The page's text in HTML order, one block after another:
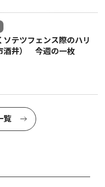
テツフェンス際のハリ
酒井） 今週の一枚
覧